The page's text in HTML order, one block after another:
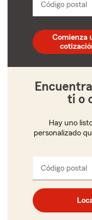
Código postal
5
Comienza
ti o
Hay uno
personalizado
Código postal